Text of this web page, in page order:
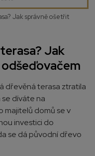
Jak správně ošetřit
Jak
dřevěná terasa ztratila
díváte na
majitelů domů se v
investici do
se dá původní dřevo